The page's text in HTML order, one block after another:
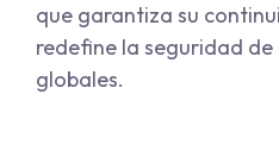
que garantiza su
redefine la seguridad
globales.